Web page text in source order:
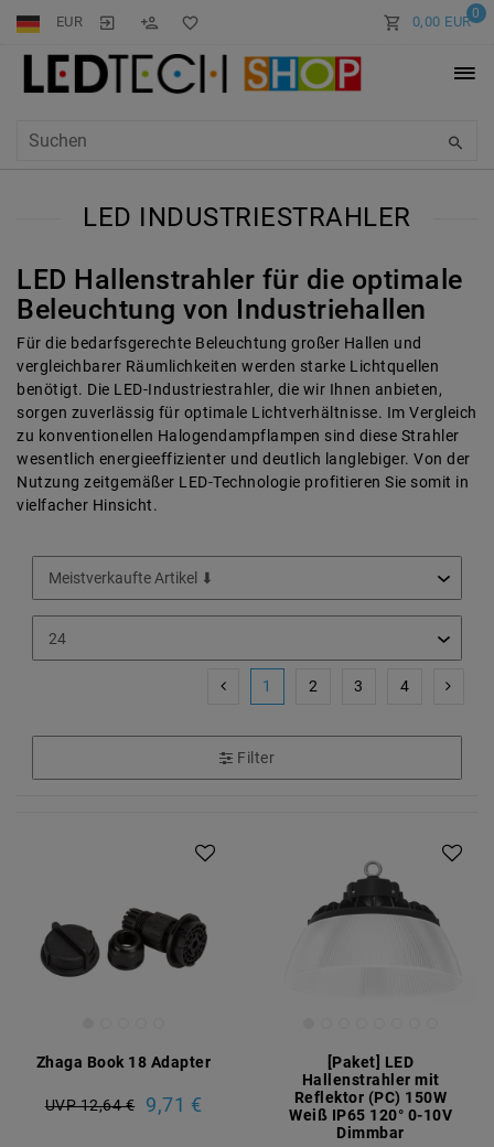
EUR 0
0,00 EUR
LED INDUSTRIESTRAHLER
LED Hallenstrahler für die optimale
Beleuchtung von Industriehallen
Für die bedarfsgerechte Beleuchtung großer Hallen und
vergleichbarer Räumlichkeiten werden starke Lichtquellen
benötigt. Die LED-Industriestrahler, die wir Ihnen anbieten,
sorgen zuverlässig für optimale Lichtverhältnisse. Im Vergleich
zu konventionellen Halogendampflampen sind diese Strahler
wesentlich energieeffizienter und deutlich langlebiger. Von der
Nutzung zeitgemäßer LED-Technologie profitieren Sie somit in
vielfacher Hinsicht.
1 2 3 4
Filter
Zhaga Book 18 Adapter
UVP 12,64 € 9,71 €
[Paket] LED
Hallenstrahler mit
Reflektor (PC) 150W
Weiß IP65 120° 0-10V
Dimmbar